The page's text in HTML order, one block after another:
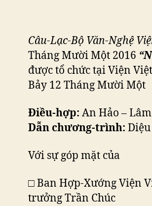
Câu-Lạc-Bộ Văn-Nghệ
Tháng Mười Một 2016 “
được tổ chức tại Viện
Bảy 12 Tháng Mười Một
Điều-hợp: An Hảo –
Dẫn chương-trình:
Với sự góp mặt của
​□​ Ban Hợp-Xướng Viện
trưởng Trần Chúc